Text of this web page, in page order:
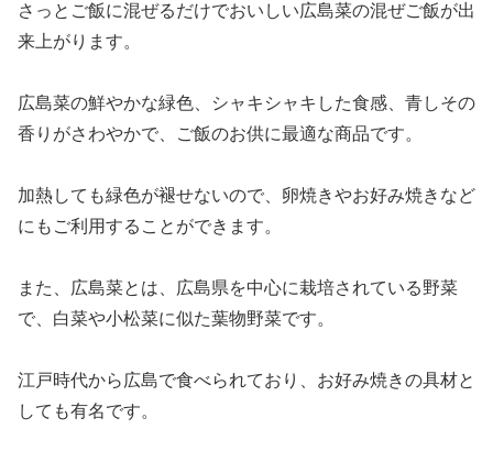
さっとご飯に混ぜるだけでおいしい広島菜の混ぜご飯が出
来上がります。
広島菜の鮮やかな緑色、シャキシャキした食感、青しその
香りがさわやかで、ご飯のお供に最適な商品です。
加熱しても緑色が褪せないので、卵焼きやお好み焼きなど
にもご利用することができます。
また、広島菜とは、広島県を中心に栽培されている野菜
で、白菜や小松菜に似た葉物野菜です。
江戸時代から広島で食べられており、お好み焼きの具材と
しても有名です。